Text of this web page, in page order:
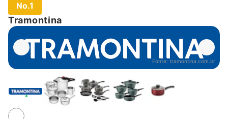
No.1
Tramontina
Fonte: tramontina.com.br